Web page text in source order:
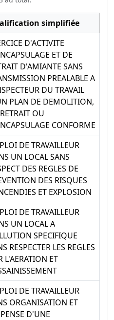
simplifiée
D'ACTIVITE
ET DE
D'AMIANTE SANS
PREALABLE A
DU TRAVAIL
PLAN DE DEMOLITION,
OU
CONFORME
DE TRAVAILLEUR
UN LOCAL SANS
DES REGLES DE
DES RISQUES
ET EXPLOSION
DE TRAVAILLEUR
UN LOCAL A
SPECIFIQUE
RESPECTER LES REGLES
L'AERATION ET
DE TRAVAILLEUR
ORGANISATION ET
D'UNE